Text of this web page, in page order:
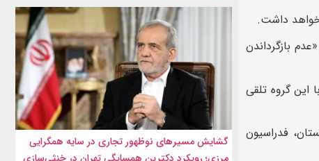
خواهد داشت.
بازگرداندن
این گروه تلقی
فدراسیون
گشایش مسیرهای نوظهور تجاری در سایه همگرایی